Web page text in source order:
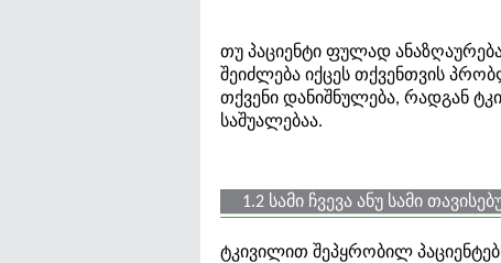
თუ პაციენტი ფულად
შეიძლება იქცეს თქვენთვის
თქვენი დანიშნულება, რადგან
საშუალებაა.
1.2 სამი ჩვევა ანუ სამი
ტკივილით შეპყრობილ